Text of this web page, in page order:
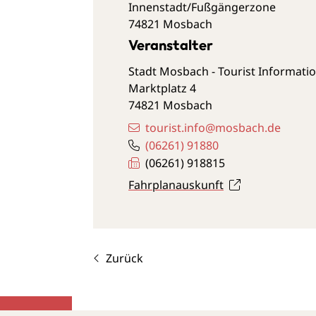
Innenstadt/Fußgängerzone
74821 Mosbach
Veranstalter
Stadt Mosbach - Tourist
Marktplatz 4
74821 Mosbach
Fahrplanauskunft
tourist.info@mosbach.de
(06261) 91880
(06261) 918815
Zurück